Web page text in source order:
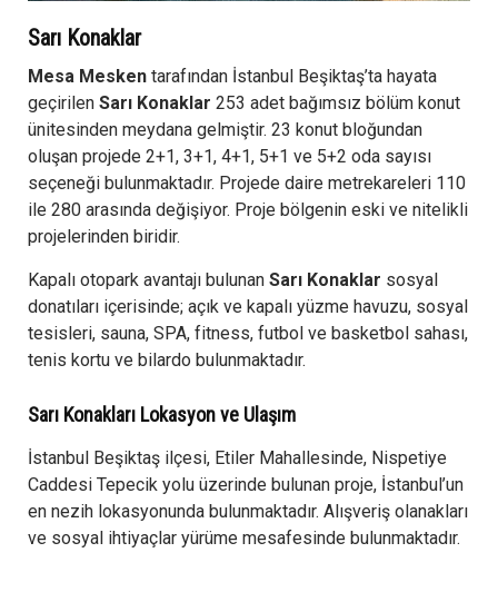
Sarı Konaklar
Mesa Mesken tarafından İstanbul Beşiktaş’ta hayata
geçirilen Sarı Konaklar 253 adet bağımsız bölüm konut
ünitesinden meydana gelmiştir. 23 konut bloğundan
oluşan projede 2+1, 3+1, 4+1, 5+1 ve 5+2 oda sayısı
seçeneği bulunmaktadır. Projede daire metrekareleri 110
ile 280 arasında değişiyor. Proje bölgenin eski ve nitelikli
projelerinden biridir.
Kapalı otopark avantajı bulunan Sarı Konaklar sosyal
donatıları içerisinde; açık ve kapalı yüzme havuzu, sosyal
tesisleri, sauna, SPA, fitness, futbol ve basketbol sahası,
tenis kortu ve bilardo bulunmaktadır.
Sarı Konakları Lokasyon ve Ulaşım
İstanbul Beşiktaş ilçesi, Etiler Mahallesinde, Nispetiye
Caddesi Tepecik yolu üzerinde bulunan proje, İstanbul’un
en nezih lokasyonunda bulunmaktadır. Alışveriş olanakları
ve sosyal ihtiyaçlar yürüme mesafesinde bulunmaktadır.